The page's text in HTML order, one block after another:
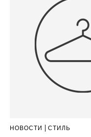
НОВОСТИ СТИЛЬ